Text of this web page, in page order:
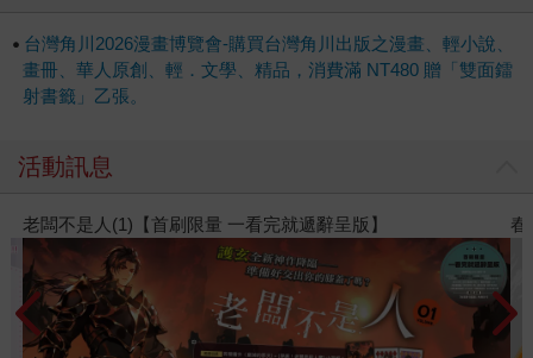
台灣角川2026漫畫博覽會-購買台灣角川出版之漫畫、輕小說、
畫冊、華人原創、輕．文學、精品，消費滿 NT480 贈「雙面鐳
射書籤」乙張。
活動訊息
春光ｘ奇幻基地｜全書系展